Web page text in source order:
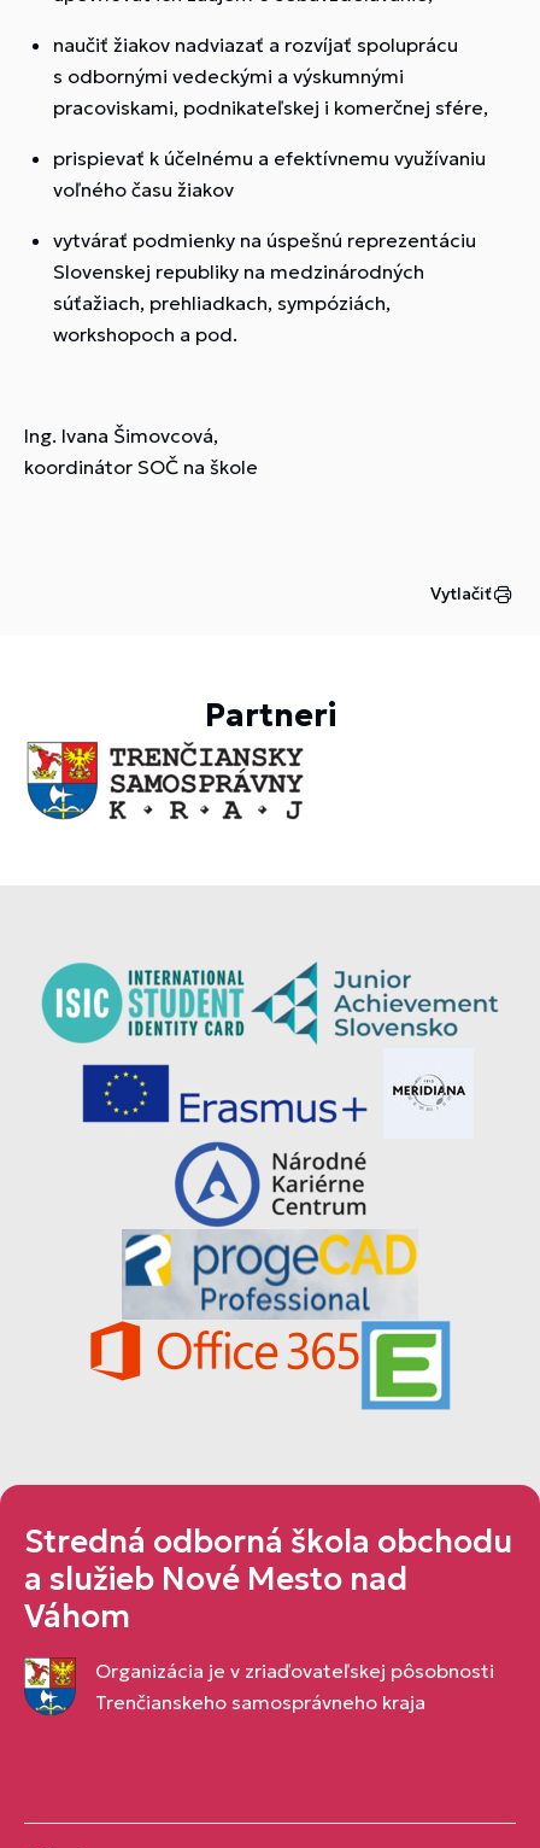
naučiť žiakov nadviazať a rozvíjať spoluprácu
s odbornými vedeckými a výskumnými
pracoviskami, podnikateľskej i komerčnej sfére,
prispievať k účelnému a efektívnemu využívaniu
voľného času žiakov
vytvárať podmienky na úspešnú reprezentáciu
Slovenskej republiky na medzinárodných
súťažiach, prehliadkach, sympóziách,
workshopoch a pod.
Ing. Ivana Šimovcová,
koordinátor SOČ na škole
Vytlačiť
Partneri
Stredná odborná škola obchodu
a služieb Nové Mesto nad
Váhom
Organizácia je v zriaďovateľskej pôsobnosti
Trenčianskeho samosprávneho kraja